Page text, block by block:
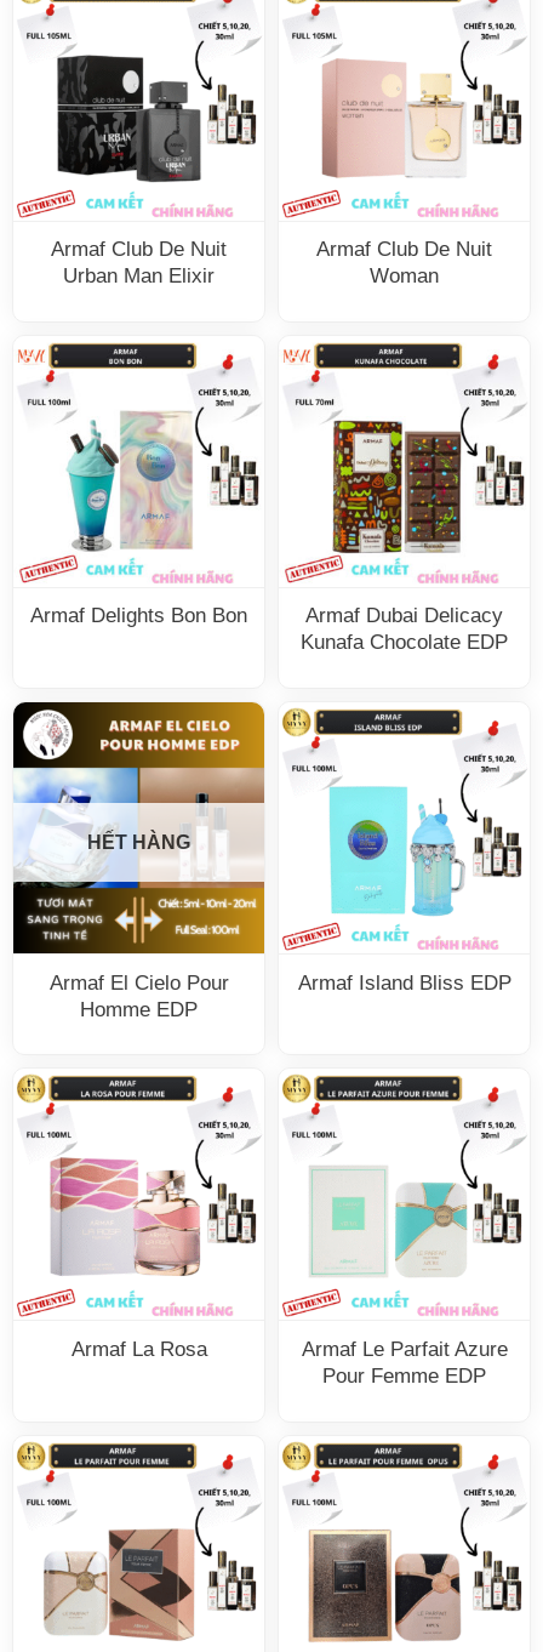
Armaf Club De Nuit
Urban Man Elixir
Armaf Club De Nuit
Woman
Armaf Delights Bon Bon
Armaf Dubai Delicacy
Kunafa Chocolate EDP
HẾT HÀNG
Armaf El Cielo Pour
Homme EDP
Armaf Island Bliss EDP
Armaf La Rosa
Armaf Le Parfait Azure
Pour Femme EDP